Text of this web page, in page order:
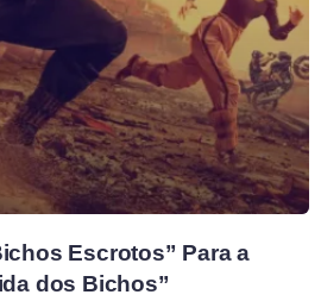
Escrotos” Para a
dos Bichos”